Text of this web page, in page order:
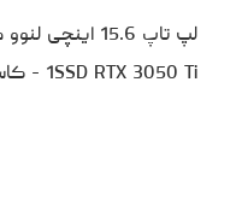
1SSD RTX 3050 Ti - کاستوم شده